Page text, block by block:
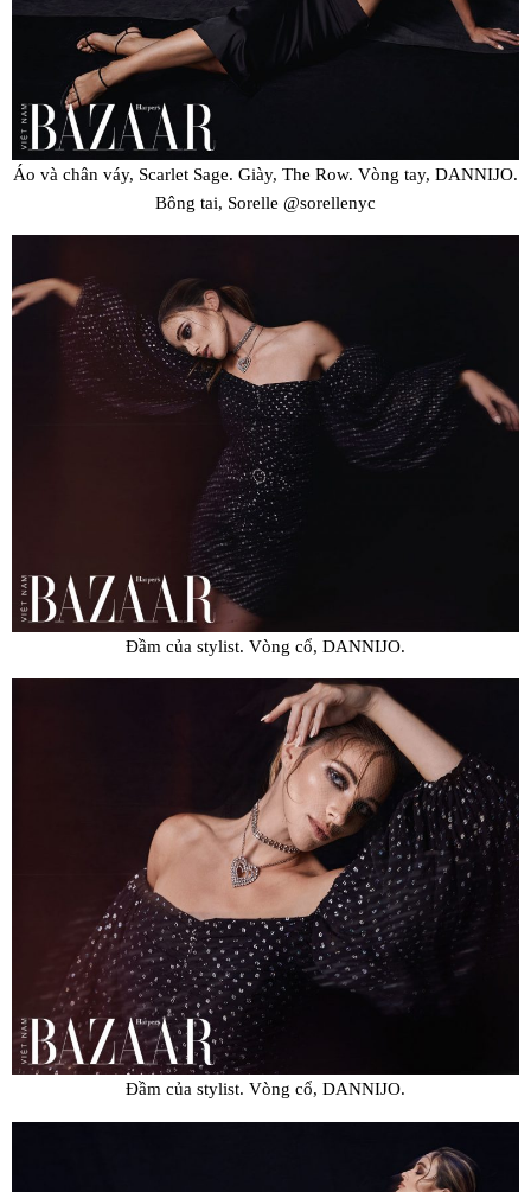
Áo và chân váy, Scarlet Sage. Giày, The Row. Vòng tay, DANNIJO.
Bông tai, Sorelle @sorellenyc
Đầm của stylist. Vòng cổ, DANNIJO.
Đầm của stylist. Vòng cổ, DANNIJO.